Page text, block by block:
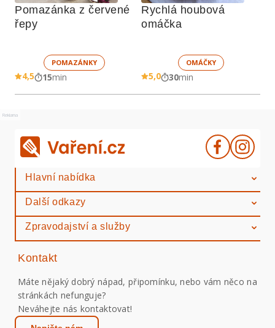
Pomazánka z červené
řepy
POMAZÁNKY
4,5 15min
Rychlá houbová
omáčka
OMÁČKY
5,0 30min
Reklama
Hlavní nabídka
Další odkazy
Zpravodajství a služby
Kontakt
Máte nějaký dobrý nápad, připomínku, nebo vám něco na
stránkách nefunguje?
Neváhejte nás kontaktovat!